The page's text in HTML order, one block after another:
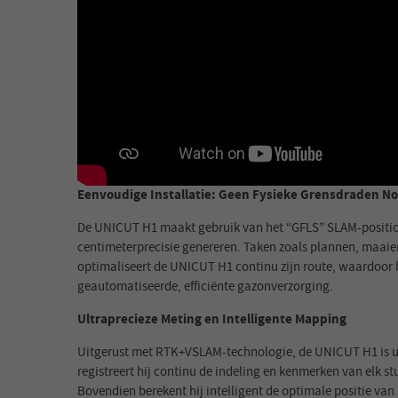
Eenvoudige Installatie: Geen Fysieke Grensdraden
De UNICUT H1 maakt gebruik van het “GFLS” SLAM-
centimeterprecisie genereren. Taken zoals plannen,
optimaliseert de UNICUT H1 continu zijn route,
geautomatiseerde, efficiënte gazonverzorging.
Ultraprecieze Meting en Intelligente Mapping
Uitgerust met RTK+VSLAM-technologie, de UNICUT H1
registreert hij continu de indeling en kenmerken van elk
Bovendien berekent hij intelligent de optimale positie